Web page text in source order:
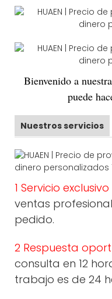
Bienvenido a
puede
Nuestros servicios
1 Servicio exclusivo
ventas
pedido.
2 Respuesta
consulta en 12
trabajo es de 24